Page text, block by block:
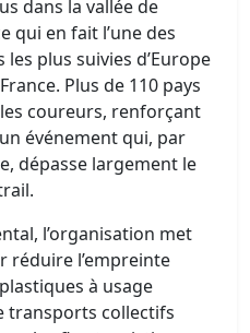
dans la vallée de
qui en fait l’une des
plus suivies d’Europe
Plus de 110 pays
coureurs, renforçant
événement qui, par
dépasse largement le
l’organisation met
réduire l’empreinte
à usage
transports collectifs